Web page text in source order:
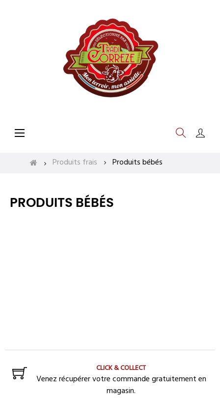
Basculer
la
☰
Produits frais Produits bébés
PRODUITS BÉBÉS
CLICK & COLLECT
Venez récupérer votre commande gratuitement en
magasin.